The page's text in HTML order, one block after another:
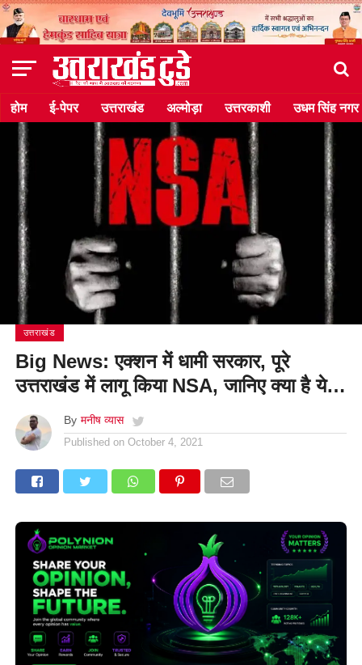
होम ई-पेपर उत्तराखंड अल्मोड़ा उत्तरकाशी उधम सिंह नगर
उत्तराखंड
Big News: एक्शन में धामी सरकार, पूरे
उत्तराखंड में लागू किया NSA, जानिए क्या है ये…
By मनीष व्यास
Published on October 4, 2021